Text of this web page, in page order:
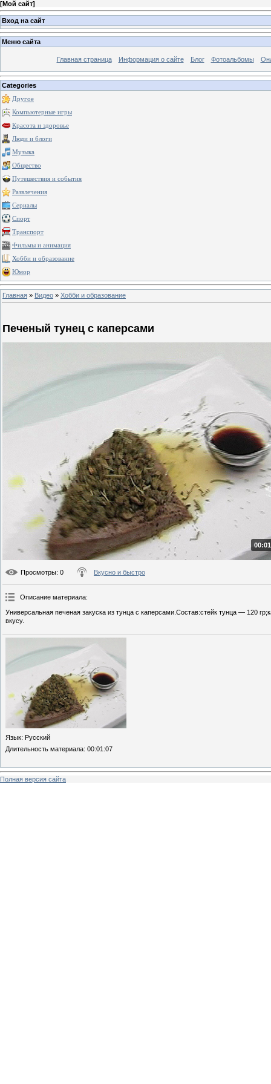
[Мой сайт]
Вход на сайт
Меню сайта
Главная страница Информация о сайте Блог Фотоальбомы
Categories
Другое
Компьютерные игры
Красота и здоровье
Люди и блоги
Музыка
Общество
Путешествия и события
Развлечения
Сериалы
Спорт
Транспорт
Фильмы и анимация
Хобби и образование
Юмор
Главная » Видео » Хобби и образование
Печеный тунец с каперсами
Просмотры: 0 Вкусно и быстро
Описание материала:
Универсальная печеная закуска из тунца с каперсами.Состав:стейк тунца — 120
вкусу.
Язык: Русский
Длительность материала: 00:01:07
Полная версия сайта